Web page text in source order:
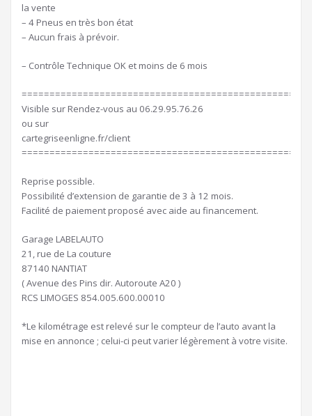
la vente
– 4 Pneus en très bon état
– Aucun frais à prévoir.
– Contrôle Technique OK et moins de 6 mois
Visible sur Rendez-vous au 06.29.95.76.26
ou sur
cartegriseenligne.fr/client
Reprise possible.
Possibilité d’extension de garantie de 3 à 12 mois.
Facilité de paiement proposé avec aide au financement.
Garage LABELAUTO
21, rue de La couture
87140 NANTIAT
( Avenue des Pins dir. Autoroute A20 )
RCS LIMOGES 854.005.600.00010
*Le kilométrage est relevé sur le compteur de l’auto avant la
mise en annonce ; celui-ci peut varier légèrement à votre visite.